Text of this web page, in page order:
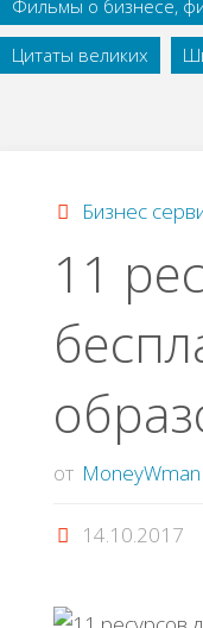
Фильмы о бизнесе,
Цитаты великих
Бизнес
11
от MoneyWman
14.10.2017